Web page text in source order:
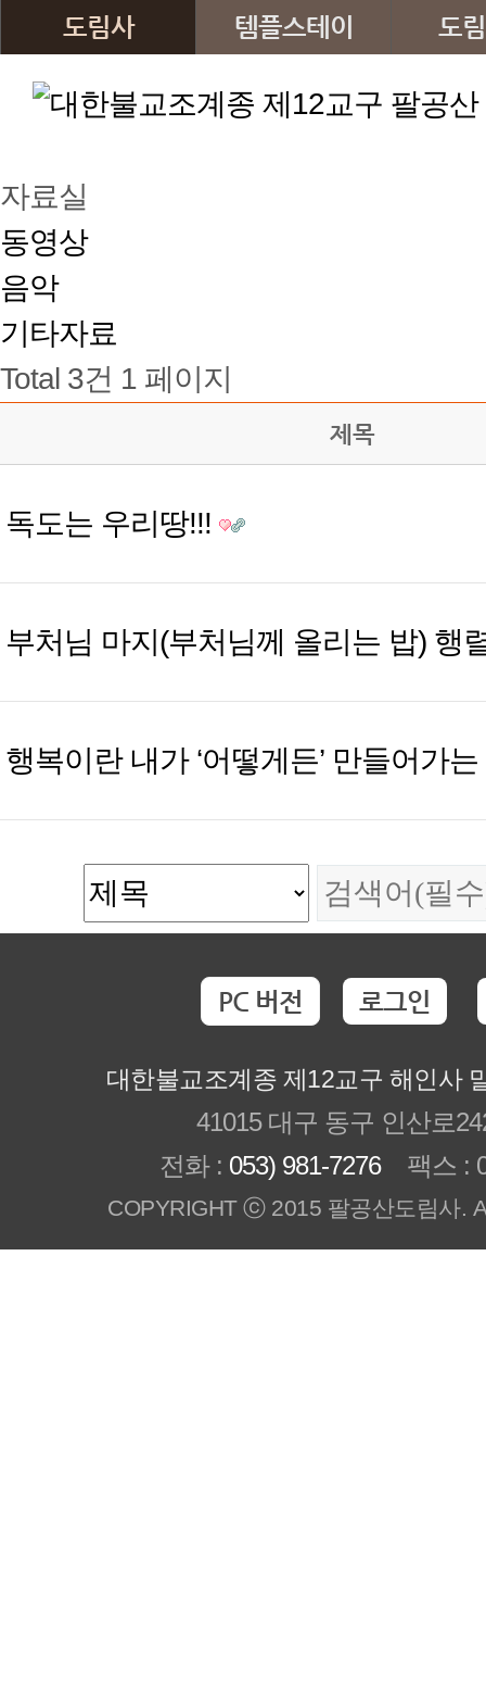
도림사 템플스테이 도
자료실
동영상
음악
기타자료
Total 3건 1 페이지
제목
독도는 우리땅!!!
부처님 마지(부처님께 올리는 밥) 행
행복이란 내가 ‘어떻게든’ 만들어가
PC 버전 로그인
대한불교조계종 제12교구 해인사
41015 대구 동구 인산로
전화 : 053) 981-7276팩스 :
COPYRIGHT ⓒ 2015 팔공산도림사.